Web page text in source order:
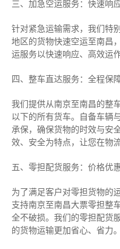
三、加急空运服务：快速响
针对紧急运输需求，我们特
地区的货物快速空运至南昌
运服务以快速响应、高效运
四、整车直达服务：全程保
我们提供从南京至南昌的整
以下的所有货车。自备车辆
承保，确保货物的时效与安
效、安全为特点，让您在物
五、零担配货服务：价格优
为了满足客户对零担货物的
支持南京至南昌大票零担整
全不破损。我们的零担配货
的货物运输更加省心、省力。